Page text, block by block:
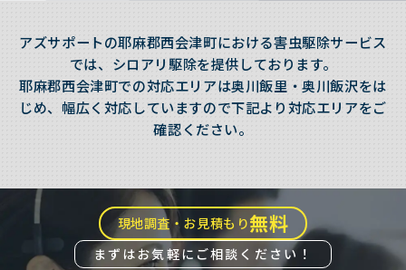
アズサポートの耶麻郡西会津町における害虫駆除サービス
では、シロアリ駆除を提供しております。
耶麻郡西会津町での対応エリアは奥川飯里・奥川飯沢をは
じめ、幅広く対応していますので下記より対応エリアをご
確認ください。
現地調査・お見積もり無料
まずはお気軽にご相談ください！